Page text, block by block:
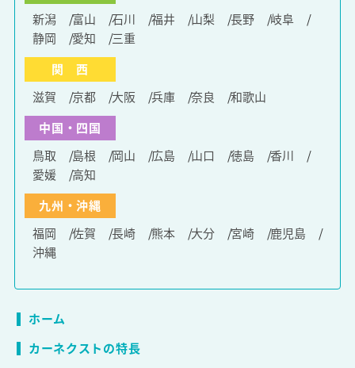
新潟
富山 石川 福井 山梨 長野
岐阜
静岡
愛知
三重
関 西
滋賀
京都 大阪 兵庫 奈良
和歌山
中国・四国
鳥取
島根 岡山 広島 山口 徳島
香川
愛媛
高知
九州・沖縄
福岡
佐賀 長崎 熊本 大分 宮崎
鹿児島
沖縄
ホーム
カーネクストの特長